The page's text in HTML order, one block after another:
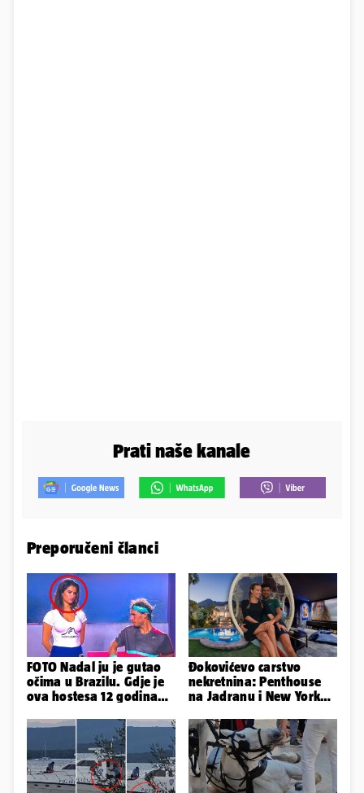
Prati naše kanale
Preporučeni članci
FOTO Nadal ju je gutao
očima u Brazilu. Gdje je
ova hostesa 12 godina
Đokovićevo carstvo
nekretnina: Penthouse
na Jadranu i New Yorku,